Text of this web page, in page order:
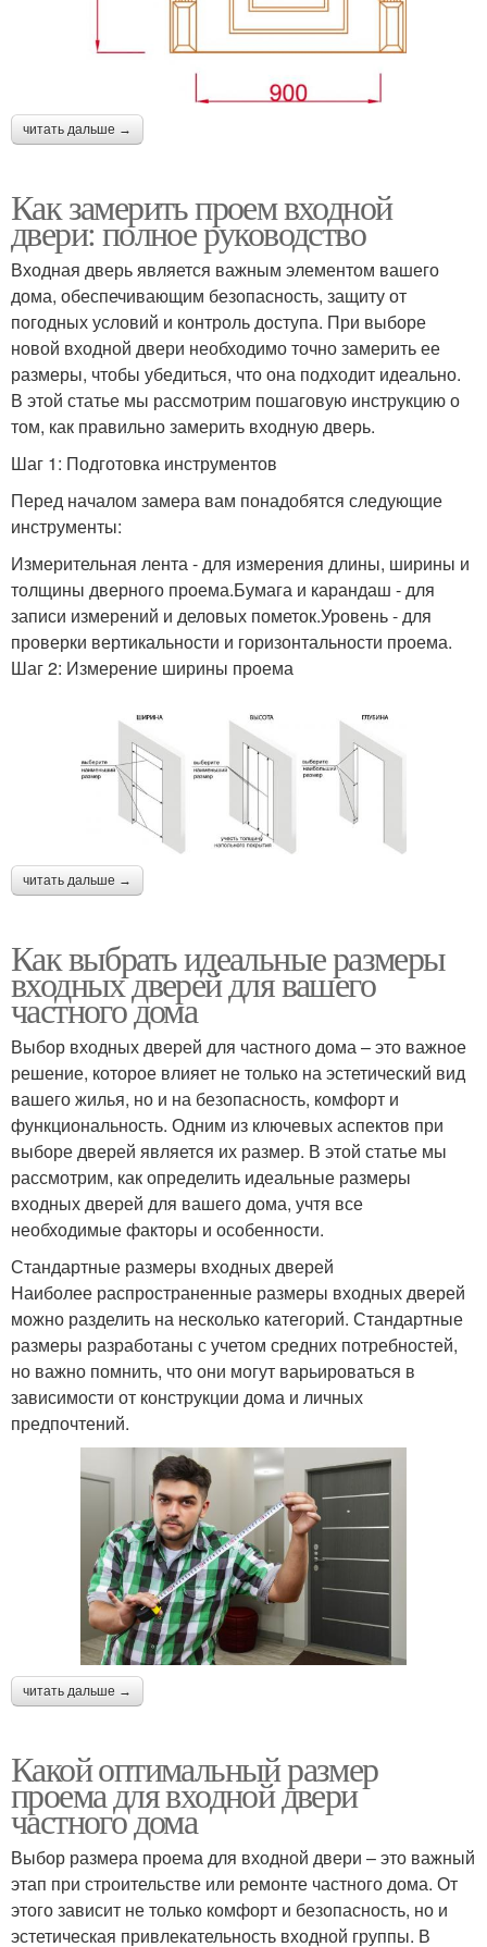
читать дальше →
Как замерить проем входной
двери: полное руководство
Входная дверь является важным элементом вашего
дома, обеспечивающим безопасность, защиту от
погодных условий и контроль доступа. При выборе
новой входной двери необходимо точно замерить ее
размеры, чтобы убедиться, что она подходит идеально.
В этой статье мы рассмотрим пошаговую инструкцию о
том, как правильно замерить входную дверь.
Шаг 1: Подготовка инструментов
Перед началом замера вам понадобятся следующие
инструменты:
Измерительная лента - для измерения длины, ширины и
толщины дверного проема.Бумага и карандаш - для
записи измерений и деловых пометок.Уровень - для
проверки вертикальности и горизонтальности проема.
Шаг 2: Измерение ширины проема
читать дальше →
Как выбрать идеальные размеры
входных дверей для вашего
частного дома
Выбор входных дверей для частного дома – это важное
решение, которое влияет не только на эстетический вид
вашего жилья, но и на безопасность, комфорт и
функциональность. Одним из ключевых аспектов при
выборе дверей является их размер. В этой статье мы
рассмотрим, как определить идеальные размеры
входных дверей для вашего дома, учтя все
необходимые факторы и особенности.
Стандартные размеры входных дверей
Наиболее распространенные размеры входных дверей
можно разделить на несколько категорий. Стандартные
размеры разработаны с учетом средних потребностей,
но важно помнить, что они могут варьироваться в
зависимости от конструкции дома и личных
предпочтений.
читать дальше →
Какой оптимальный размер
проема для входной двери
частного дома
Выбор размера проема для входной двери – это важный
этап при строительстве или ремонте частного дома. От
этого зависит не только комфорт и безопасность, но и
эстетическая привлекательность входной группы. В